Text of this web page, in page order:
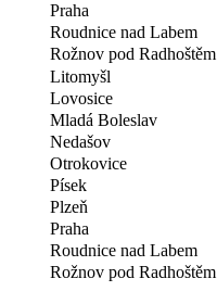
Praha
Roudnice nad Labem
Rožnov pod Radhoštěm
Litomyšl
Lovosice
Mladá Boleslav
Nedašov
Otrokovice
Písek
Plzeň
Praha
Roudnice nad Labem
Rožnov pod Radhoštěm